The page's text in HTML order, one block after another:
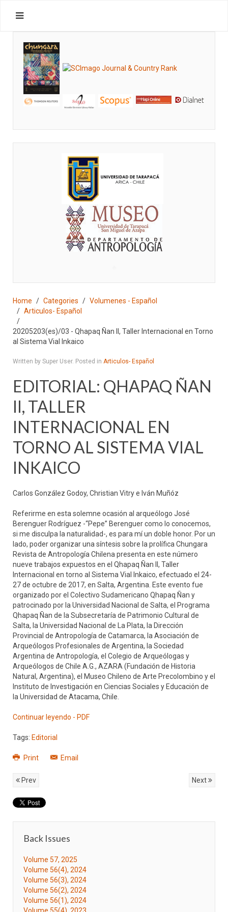
Home Categories
Volumenes - Español
Articulos- Español
20205203(es)/03 - Qhapaq Ñan II, Taller Internacional en Torno
al Sistema Vial Inkaico
Written by Super User. Posted in Articulos- Español
EDITORIAL: QHAPAQ ÑAN
II, TALLER
INTERNACIONAL EN
TORNO AL SISTEMA VIAL
INKAICO
Carlos González Godoy, Christian Vitry e Iván Muñóz
Referirme en esta solemne ocasión al arqueólogo José
Berenguer Rodríguez -“Pepe” Berenguer como lo conocemos,
si me disculpa la naturalidad-, es para mí un doble honor. Por un
lado, poder organizar una síntesis sobre la prolífica Chungara
Revista de Antropología Chilena presenta en este número
nueve trabajos expuestos en el Qhapaq Ñan II, Taller
Internacional en torno al Sistema Vial Inkaico, efectuado el 24-
27 de octubre de 2017, en Salta, Argentina. Este evento fue
organizado por el Colectivo Sudamericano Qhapaq Ñan y
patrocinado por la Universidad Nacional de Salta, el Programa
Qhapaq Ñan de la Subsecretaría de Patrimonio Cultural de
Salta, la Universidad Nacional de La Plata, la Dirección
Provincial de Antropología de Catamarca, la Asociación de
Arqueólogos Profesionales de Argentina, la Sociedad
Argentina de Antropología, el Colegio de Arqueólogas y
Arqueólogos de Chile A.G., AZARA (Fundación de Historia
Natural, Argentina), el Museo Chileno de Arte Precolombino y el
Instituto de Investigación en Ciencias Sociales y Educación de
la Universidad de Atacama, Chile.
Continuar leyendo - PDF
Tags: Editorial
Print Email
Prev Next
Back Issues
Volume 57, 2025
Volume 56(4), 2024
Volume 56(3), 2024
Volume 56(2), 2024
Volume 56(1), 2024